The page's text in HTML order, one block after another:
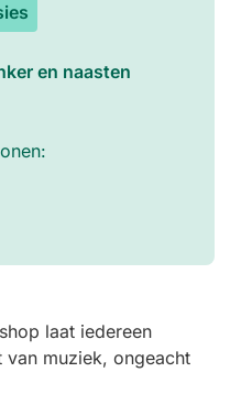
en naasten
laat iedereen
van muziek, ongeacht